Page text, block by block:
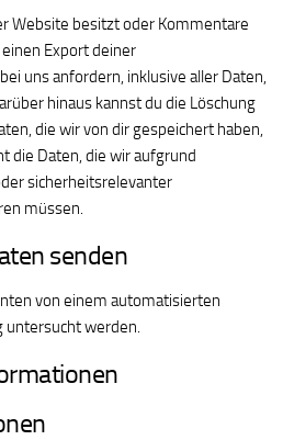
Website besitzt oder Kommentare
Export deiner
uns anfordern, inklusive aller Daten,
hinaus kannst du die Löschung
die wir von dir gespeichert haben,
die Daten, die wir aufgrund
sicherheitsrelevanter
müssen.
senden
von einem automatisierten
untersucht werden.